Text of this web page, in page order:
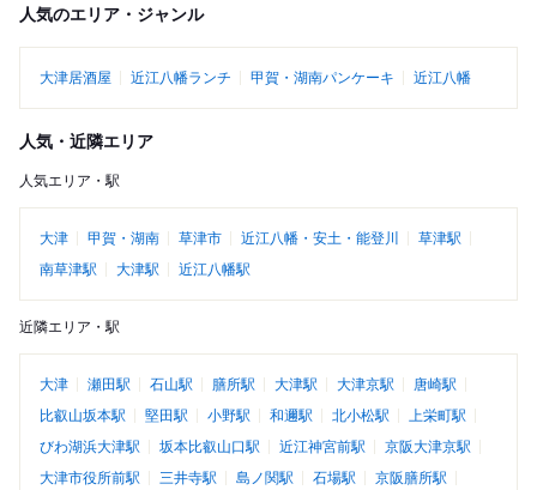
人気のエリア・ジャンル
大津居酒屋 近江八幡ランチ 甲賀・湖南パンケーキ 近江八幡
人気・近隣エリア
人気エリア・駅
大津 甲賀・湖南 草津市 近江八幡・安土・能登川
草津駅
南草津駅
大津駅 近江八幡駅
近隣エリア・駅
大津 瀬田駅 石山駅 膳所駅 大津駅 大津京駅
唐崎駅
比叡山坂本駅
堅田駅 小野駅 和邇駅 北小松駅
上栄町駅
びわ湖浜大津駅
坂本比叡山口駅 近江神宮前駅
京阪大津京駅
大津市役所前駅
三井寺駅 島ノ関駅 石場駅
京阪膳所駅